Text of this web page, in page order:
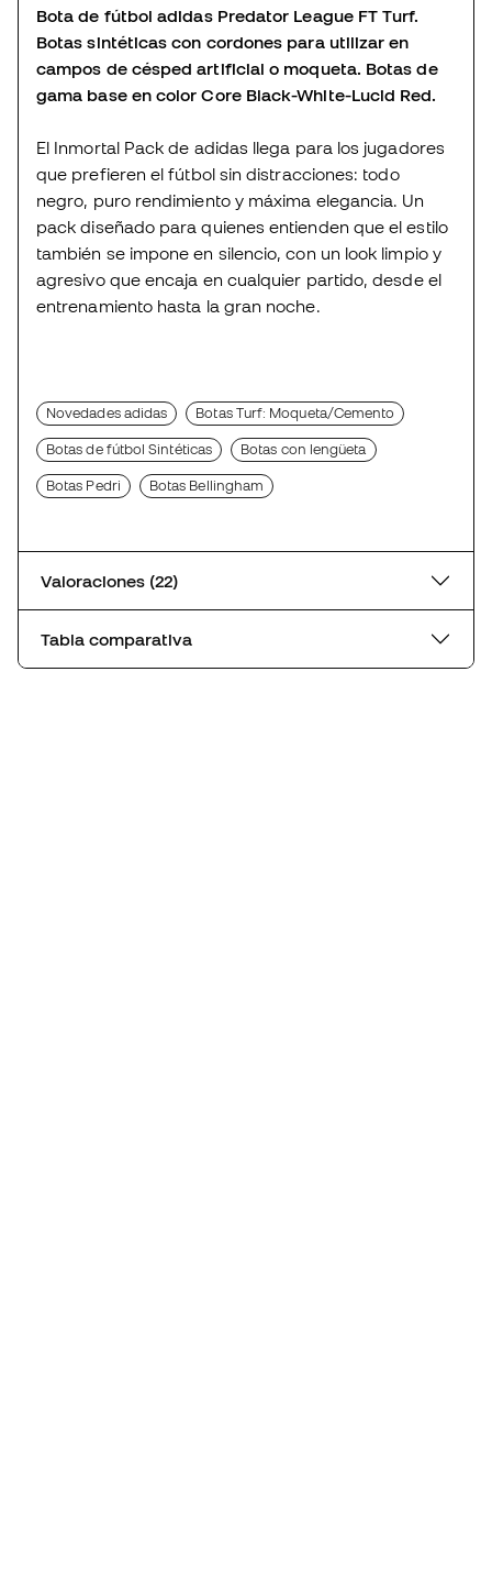
Bota de fútbol adidas Predator League FT Turf.
Botas sintéticas con cordones para utilizar en
campos de césped artificial o moqueta. Botas de
gama base en color Core Black-White-Lucid Red.
El Inmortal Pack de adidas llega para los jugadores
que prefieren el fútbol sin distracciones: todo
negro, puro rendimiento y máxima elegancia. Un
pack diseñado para quienes entienden que el estilo
también se impone en silencio, con un look limpio y
agresivo que encaja en cualquier partido, desde el
entrenamiento hasta la gran noche.
Novedades adidas Botas Turf: Moqueta/Cemento
Botas de fútbol Sintéticas Botas con lengüeta
Botas Pedri Botas Bellingham
Valoraciones (22)
Tabla comparativa